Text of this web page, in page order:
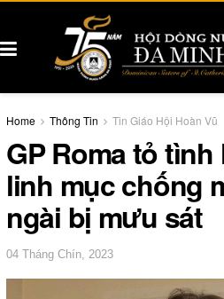
Home Thông Tin Tin Giáo Hội Hoàn Vũ
GP Roma tỏ
linh mục chống
ngài bị mưu sát
04 Tháng Chín, 2023